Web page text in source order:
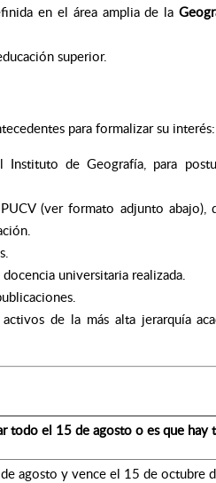
en el área amplia de la
superior.
para formalizar su interés:
de Geografía, para
(ver formato adjunto abajo),
universitaria realizada.
de la más alta jerarquía
todo el 15 de agosto o es que hay
agosto y vence el 15 de octubre